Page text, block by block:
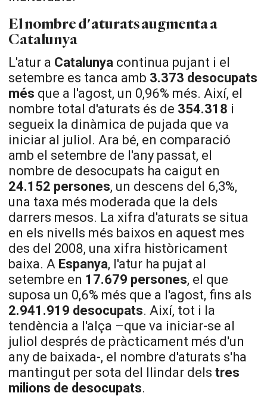
El nombre d'aturats augmenta a
Catalunya
L'atur a Catalunya continua pujant i el
setembre es tanca amb 3.373 desocupats
més que a l'agost, un 0,96% més. Així, el
nombre total d'aturats és de 354.318 i
segueix la dinàmica de pujada que va
iniciar al juliol. Ara bé, en comparació
amb el setembre de l'any passat, el
nombre de desocupats ha caigut en
24.152 persones, un descens del 6,3%,
una taxa més moderada que la dels
darrers mesos. La xifra d'aturats se situa
en els nivells més baixos en aquest mes
des del 2008, una xifra històricament
baixa. A Espanya, l'atur ha pujat al
setembre en 17.679 persones, el que
suposa un 0,6% més que a l'agost, fins als
2.941.919 desocupats. Així, tot i la
tendència a l'alça –que va iniciar-se al
juliol després de pràcticament més d'un
any de baixada-, el nombre d'aturats s'ha
mantingut per sota del llindar delstres
milions de desocupats.